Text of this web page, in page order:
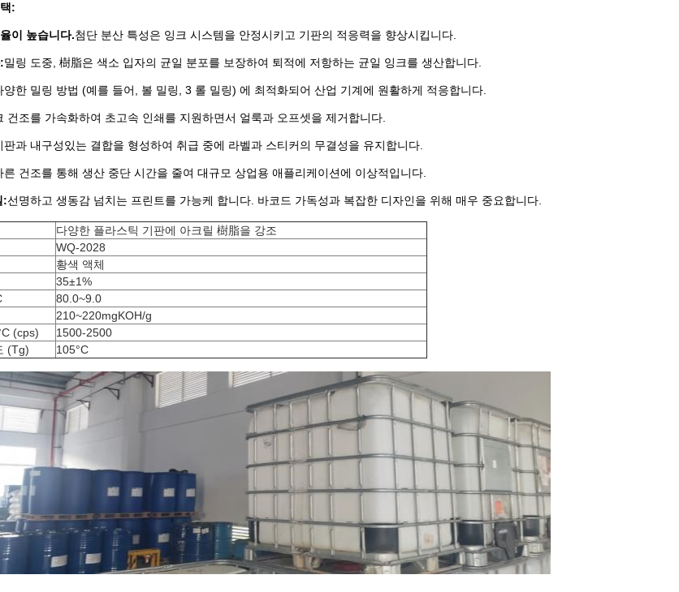
:
이 높습니다.첨단 분산 특성은 잉크 시스템을 안정시키고 기판의 적응력을 향상시킵니다.
밀링 도중, 樹脂은 색소 입자의 균일 분포를 보장하여 퇴적에 저항하는 균일 잉크를 생산합니다.
양한 밀링 방법 (예를 들어, 볼 밀링, 3 롤 밀링) 에 최적화되어 산업 기계에 원활하게 적응합니다.
건조를 가속화하여 초고속 인쇄를 지원하면서 얼룩과 오프셋을 제거합니다.
판과 내구성있는 결합을 형성하여 취급 중에 라벨과 스티커의 무결성을 유지합니다.
른 건조를 통해 생산 중단 시간을 줄여 대규모 상업용 애플리케이션에 이상적입니다.
:선명하고 생동감 넘치는 프린트를 가능케 합니다. 바코드 가독성과 복잡한 디자인을 위해 매우 중요합니다.
다양한 플라스틱 기판에 아크릴 樹脂을 강조
WQ-2028
황색 액체
35±1%
80.0~9.0
210~220mgKOH/g
(cps)
1500-2500
(Tg)
105°C